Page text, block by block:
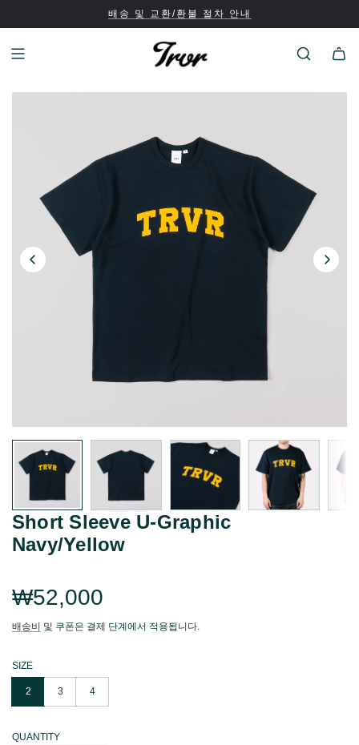
배송 및 교환/환불 절차 안내
Short Sleeve U-Graphic
Navy/Yellow
Regular
price
₩52,000
배송비 및 쿠폰은 결제 단계에서 적용됩니다.
SIZE
2 3 4
QUANTITY